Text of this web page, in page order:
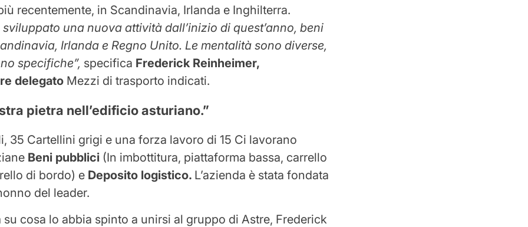
recentemente, in Scandinavia, Irlanda e Inghilterra.
sviluppato una nuova attività dall’inizio di quest’anno, beni
Irlanda e Regno Unito. Le mentalità sono diverse,
specifiche”, specifica Frederick Reinheimer,
delegato Mezzi di trasporto indicati.
pietra nell’edificio asturiano.”
35 Cartellini grigi e una forza lavoro di 15 Ci lavorano
Beni pubblici (In imbottitura, piattaforma bassa, carrello
di bordo) e Deposito logistico. L’azienda è stata fondata
del leader.
su cosa lo abbia spinto a unirsi al gruppo di Astre, Frederick